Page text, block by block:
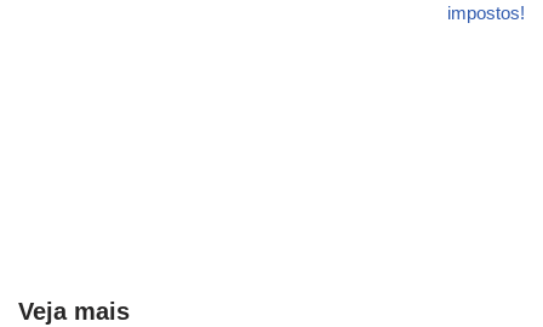
impostos!
Veja mais